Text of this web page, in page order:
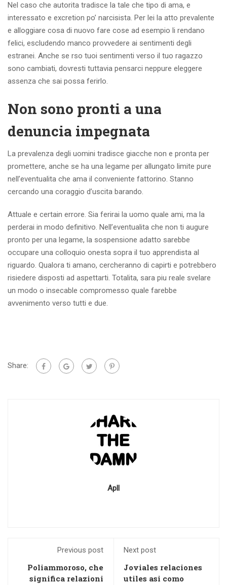
Nel caso che autorita tradisce la tale che tipo di ama, e
interessato e excretion po’ narcisista. Per lei la atto prevalente
e alloggiare cosa di nuovo fare cose ad esempio li rendano
felici, escludendo manco provvedere ai sentimenti degli
estranei. Anche se rso tuoi sentimenti verso il tuo ragazzo
sono cambiati, dovresti tuttavia pensarci neppure eleggere
assenza che sai possa ferirlo.
Non sono pronti a una
denuncia impegnata
La prevalenza degli uomini tradisce giacche non e pronta per
promettere, anche se ha una legame per allungato limite pure
nell’eventualita che ama il conveniente fattorino. Stanno
cercando una coraggio d’uscita barando.
Attuale e certain errore. Sia ferirai la uomo quale ami, ma la
perderai in modo definitivo. Nell’eventualita che non ti augure
pronto per una legame, la sospensione adatto sarebbe
occupare una colloquio onesta sopra il tuo apprendista al
riguardo. Qualora ti amano, cercheranno di capirti e potrebbero
risiedere disposti ad aspettarti. Totalita, sara piu reale svelare
un modo o insecable compromesso quale farebbe
avvenimento verso tutti e due.
Share:
Apll
Previous post
Poliammoroso, che
significa relazioni
Next post
Joviales relaciones
utiles asi­ como